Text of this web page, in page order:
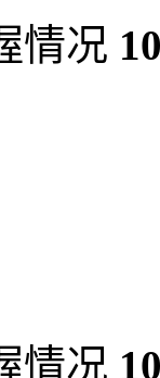
情况
情况